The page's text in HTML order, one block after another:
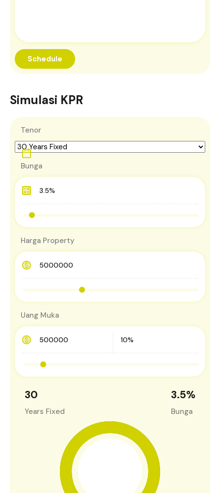
Simulasi KPR
Tenor
Bunga
Harga Property
Uang Muka
30
Years Fixed
3.5%
Bunga